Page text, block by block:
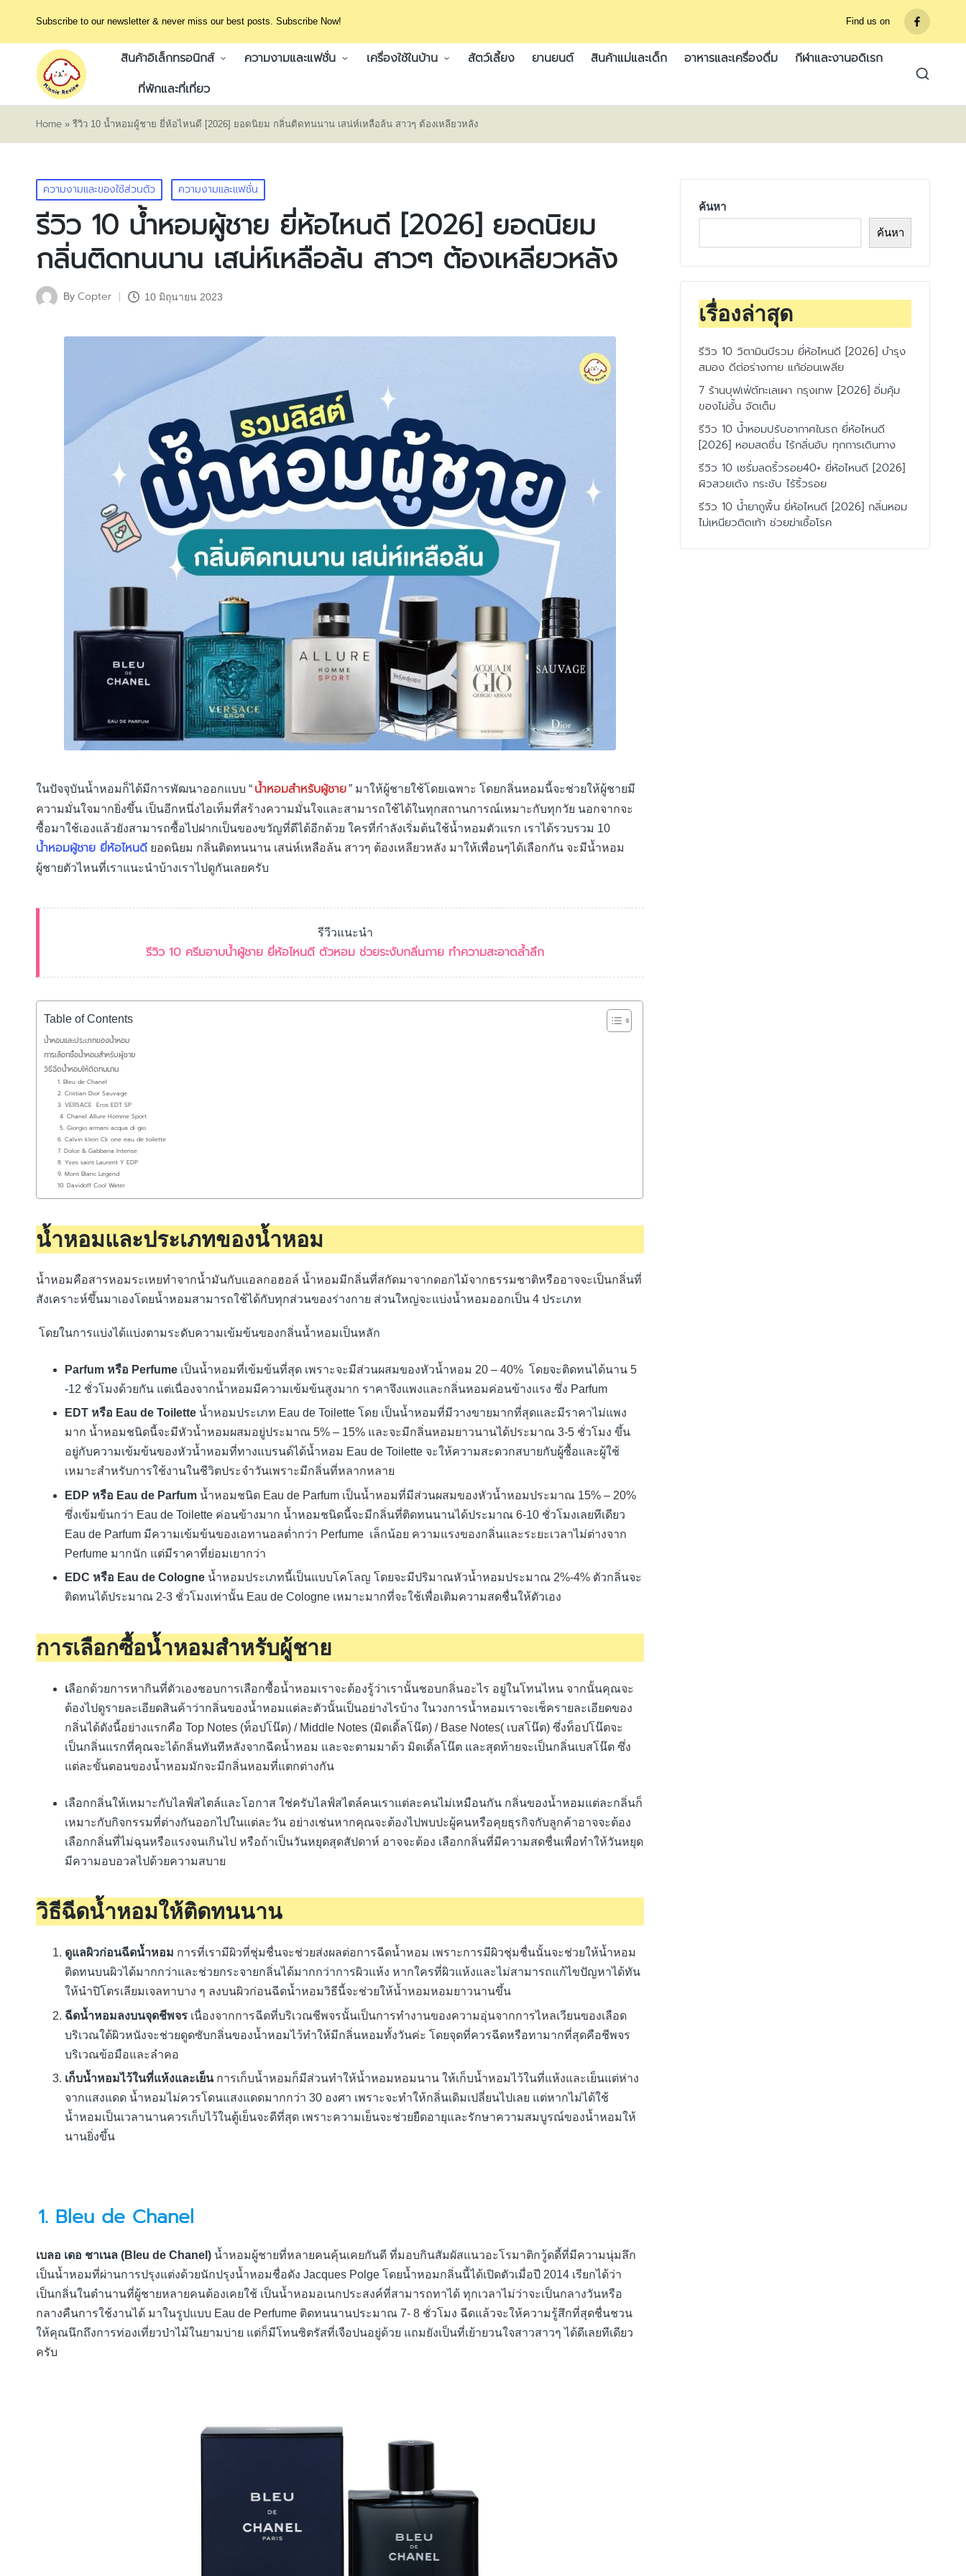
Subscribe to our newsletter & never miss our best posts. Subscribe Now! Find us on
รายการ
เมนู
สินค้าอิเล็กทรอนิกส์ ความงามและแฟชั่น เครื่องใช้ในบ้าน สัตว์เลี้ยง ยานยนต์ สินค้าแม่และเด็ก อาหารและเครื่องดื่ม
กีฬาและงานอดิเรก
ที่พักและที่เที่ยว
Home » รีวิว 10 น้ำหอมผู้ชาย ยี่ห้อไหนดี [2026] ยอดนิยม กลิ่นติดทนนาน เสน่ห์เหลือล้น สาวๆ ต้องเหลียวหลัง
Posted
in
ความงามและของใช้ส่วนตัว ความงามและแฟชั่น
รีวิว 10 น้ำหอมผู้ชาย ยี่ห้อไหนดี [2026] ยอดนิยม
กลิ่นติดทนนาน เสน่ห์เหลือล้น สาวๆ ต้องเหลียวหลัง
Posted
By Copter 10 มิถุนายน 2023
ในปัจจุบันน้ำหอมก็ได้มีการพัฒนาออกแบบ “ น้ำหอมสำหรับผู้ชาย” มาให้ผู้ชายใช้โดยเฉพาะ โดยกลิ่นหอมนี้จะช่วยให้ผู้ชายมี
ความมั่นใจมากยิ่งขึ้น เป็นอีกหนึ่งไอเท็มที่สร้างความมั่นใจและสามารถใช้ได้ในทุกสถานการณ์เหมาะกับทุกวัย นอกจากจะ
ซื้อมาใช้เองแล้วยังสามารถซื้อไปฝากเป็นของขวัญที่ดีได้อีกด้วย ใครที่กำลังเริ่มต้นใช้น้ำหอมตัวแรก เราได้รวบรวม 10
น้ำหอมผู้ชาย ยี่ห้อไหนดี ยอดนิยม กลิ่นติดทนนาน เสน่ห์เหลือล้น สาวๆ ต้องเหลียวหลัง มาให้เพื่อนๆได้เลือกกัน จะมีน้ำหอม
ผู้ชายตัวไหนที่เราแนะนำบ้างเราไปดูกันเลยครับ
รีวีวแนะนำ
รีวิว 10 ครีมอาบน้ำผู้ชาย ยี่ห้อไหนดี ตัวหอม ช่วยระงับกลิ่นกาย ทำความสะอาดล้ำลึก
Table of Contents
น้ำหอมและประเภทของน้ำหอม
การเลือกซื้อน้ำหอมสำหรับผู้ชาย
วิธีฉีดน้ำหอมให้ติดทนนาน
1. Bleu de Chanel
2. Cristian Dior Sauvage
3. VERSACE Eros EDT SP
4. Chanel Allure Homme Sport
5. Giorgio armani acqua di gio
6. Calvin klein Ck one eau de toilette
7. Dolce & Gabbana Intense
8. Yves saint Laurent Y EDP
9. Mont Blanc Legend
10. Davidoff Cool Water
น้ำหอมและประเภทของน้ำหอม
น้ำหอมคือสารหอมระเหยทำจากน้ำมันกับแอลกอฮอล์ น้ำหอมมีกลิ่นที่สกัดมาจากดอกไม้จากธรรมชาติหรืออาจจะเป็นกลิ่นที่
สังเคราะห์ขึ้นมาเองโดยน้ำหอมสามารถใช้ได้กับทุกส่วนของร่างกาย ส่วนใหญ่จะแบ่งน้ำหอมออกเป็น 4 ประเภท
โดยในการแบ่งได้แบ่งตามระดับความเข้มข้นของกลิ่นน้ำหอมเป็นหลัก
Parfum หรือ Perfume เป็นน้ำหอมที่เข้มข้นที่สุด เพราะจะมีส่วนผสมของหัวน้ำหอม 20 – 40% โดยจะติดทนได้นาน 5
-12 ชั่วโมงด้วยกัน แต่เนื่องจากน้ำหอมมีความเข้มข้นสูงมาก ราคาจึงแพงและกลิ่นหอมค่อนข้างแรง ซึ่ง Parfum
EDT หรือ Eau de Toilette น้ำหอมประเภท Eau de Toilette โดย เป็นน้ำหอมที่มีวางขายมากที่สุดและมีราคาไม่แพง
มาก น้ำหอมชนิดนี้จะมีหัวน้ำหอมผสมอยู่ประมาณ 5% – 15% และจะมีกลิ่นหอมยาวนานได้ประมาณ 3-5 ชั่วโมง ขึ้น
อยู่กับความเข้มข้นของหัวน้ำหอมที่ทางแบรนด์ได้น้ำหอม Eau de Toilette จะให้ความสะดวกสบายกับผู้ซื้อและผู้ใช้
เหมาะสำหรับการใช้งานในชีวิตประจำวันเพราะมีกลิ่นที่หลากหลาย
EDP หรือ Eau de Parfum น้ำหอมชนิด Eau de Parfum เป็นน้ำหอมที่มีส่วนผสมของหัวน้ำหอมประมาณ 15% – 20%
ซึ่งเข้มข้นกว่า Eau de Toilette ค่อนข้างมาก น้ำหอมชนิดนี้จะมีกลิ่นที่ติดทนนานได้ประมาณ 6-10 ชั่วโมงเลยทีเดียว
Eau de Parfum มีความเข้มข้นของเอทานอลต่ำกว่า Perfume เล็กน้อย ความแรงของกลิ่นและระยะเวลาไม่ต่างจาก
Perfume มากนัก แต่มีราคาที่ย่อมเยากว่า
EDC หรือ Eau de Cologne น้ำหอมประเภทนี้เป็นแบบโคโลญ โดยจะมีปริมาณหัวน้ำหอมประมาณ 2%-4% ตัวกลิ่นจะ
ติดทนได้ประมาณ 2-3 ชั่วโมงเท่านั้น Eau de Cologne เหมาะมากที่จะใช้เพื่อเติมความสดชื่นให้ตัวเอง
การเลือกซื้อน้ำหอมสำหรับผู้ชาย
เลือกด้วยการหากินที่ตัวเองชอบการเลือกซื้อน้ำหอมเราจะต้องรู้ว่าเรานั้นชอบกลิ่นอะไร อยู่ในโทนไหน จากนั้นคุณจะ
ต้องไปดูรายละเอียดสินค้าว่ากลิ่นของน้ำหอมแต่ละตัวนั้นเป็นอย่างไรบ้าง ในวงการน้ำหอมเราจะเช็ครายละเอียดของ
กลิ่นได้ดังนี้อย่างแรกคือ Top Notes (ท็อปโน๊ต) / Middle Notes (มิดเดิ้ลโน๊ต) / Base Notes( เบสโน๊ต) ซึ่งท็อปโน๊ตจะ
เป็นกลิ่นแรกที่คุณจะได้กลิ่นทันทีหลังจากฉีดน้ำหอม และจะตามมาด้ว มิดเดิ้ลโน๊ต และสุดท้ายจะเป็นกลิ่นเบสโน๊ต ซึ่ง
แต่ละขั้นตอนของน้ำหอมมักจะมีกลิ่นหอมที่แตกต่างกัน
เลือกกลิ่นให้เหมาะกับไลฟ์สไตล์และโอกาส ใช่ครับไลฟ์สไตล์คนเราแต่ละคนไม่เหมือนกัน กลิ่นของน้ำหอมแต่ละกลิ่นก็
เหมาะกับกิจกรรมที่ต่างกันออกไปในแต่ละวัน อย่างเช่นหากคุณจะต้องไปพบปะผู้คนหรือคุยธุรกิจกับลูกค้าอาจจะต้อง
เลือกกลิ่นที่ไม่ฉุนหรือแรงจนเกินไป หรือถ้าเป็นวันหยุดสุดสัปดาห์ อาจจะต้อง เลือกกลิ่นที่มีความสดชื่นเพื่อทำให้วันหยุด
มีความอบอวลไปด้วยความสบาย
วิธีฉีดน้ำหอมให้ติดทนนาน
ดูแลผิวก่อนฉีดน้ำหอม การที่เรามีผิวที่ชุ่มชื่นจะช่วยส่งผลต่อการฉีดน้ำหอม เพราะการมีผิวชุ่มชื่นนั้นจะช่วยให้น้ำหอม
ติดทนบนผิวได้มากกว่าและช่วยกระจายกลิ่นได้มากกว่าการผิวแห้ง หากใครที่ผิวแห้งและไม่สามารถแก้ไขปัญหาได้ทัน
ให้นำปิโตรเลียมเจลทาบาง ๆ ลงบนผิวก่อนฉีดน้ำหอมวิธีนี้จะช่วยให้น้ำหอมหอมยาวนานขึ้น
ฉีดน้ำหอมลงบนจุดชีพจร เนื่องจากการฉีดที่บริเวณชีพจรนั้นเป็นการทำงานของความอุ่นจากการไหลเวียนของเลือด
บริเวณใต้ผิวหนังจะช่วยดูดซับกลิ่นของน้ำหอมไว้ทำให้มีกลิ่นหอมทั้งวันค่ะ โดยจุดที่ควรฉีดหรือทามากที่สุดคือชีพจร
บริเวณข้อมือและลำคอ
เก็บน้ำหอมไว้ในที่แห้งและเย็นการเก็บน้ำหอมก็มีส่วนทำให้น้ำหอมหอมนาน ให้เก็บน้ำหอมไว้ในที่แห้งและเย็นแต่ห่าง
จากแสงแดด น้ำหอมไม่ควรโดนแสงแดดมากกว่า 30 องศา เพราะจะทำให้กลิ่นเดิมเปลี่ยนไปเลย แต่หากไม่ได้ใช้
น้ำหอมเป็นเวลานานควรเก็บไว้ในตู้เย็นจะดีที่สุด เพราะความเย็นจะช่วยยืดอายุและรักษาความสมบูรณ์ของน้ำหอมให้
นานยิ่งขึ้น
1. Bleu de Chanel
เบลอ เดอ ชาเนล (Bleu de Chanel) น้ำหอมผู้ชายที่หลายคนคุ้นเคยกันดี ที่มอบกินสัมผัสแนวอะโรมาติกวู้ดดี้ที่มีความนุ่มลึก
เป็นน้ำหอมที่ผ่านการปรุงแต่งด้วยนักปรุงน้ำหอมชื่อดัง Jacques Polge โดยน้ำหอมกลิ่นนี้ได้เปิดตัวเมื่อปี 2014 เรียกได้ว่า
เป็นกลิ่นในตำนานที่ผู้ชายหลายคนต้องเคยใช้ เป็นน้ำหอมอเนกประสงค์ที่สามารถทาได้ ทุกเวลาไม่ว่าจะเป็นกลางวันหรือ
กลางคืนการใช้งานได้ มาในรูปแบบ Eau de Perfume ติดทนนานประมาณ 7- 8 ชั่วโมง ฉีดแล้วจะให้ความรู้สึกที่สุดชื่นชวน
ให้คุณนึกถึงการท่องเที่ยวป่าไม้ในยามบ่าย แต่ก็มีโทนซิตรัสที่เจือปนอยู่ด้วย แถมยังเป็นที่เย้ายวนใจสาวสาวๆ ได้ดีเลยทีเดียว
ครับ
ค้นหา
ค้นหา
เรื่องล่าสุด
รีวิว 10 วิตามินบีรวม ยี่ห้อไหนดี [2026] บำรุง
สมอง ดีต่อร่างกาย แก้อ่อนเพลีย
7 ร้านบุฟเฟ่ต์ทะเลเผา กรุงเทพ [2026] อิ่มคุ้ม
ของไม่อั้น จัดเต็ม
รีวิว 10 น้ำหอมปรับอากาศในรถ ยี่ห้อไหนดี
[2026] หอมสดชื่น ไร้กลิ่นอับ ทุกการเดินทาง
รีวิว 10 เซรั่มลดริ้วรอย40+ ยี่ห้อไหนดี [2026]
ผิวสวยเด้ง กระชับ ไร้ริ้วรอย
รีวิว 10 น้ำยาถูพื้น ยี่ห้อไหนดี [2026] กลิ่นหอม
ไม่เหนียวติดเท้า ช่วยฆ่าเชื้อโรค